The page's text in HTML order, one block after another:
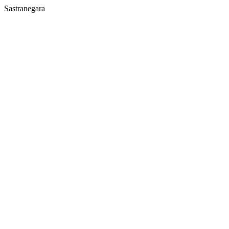
Sastranegara